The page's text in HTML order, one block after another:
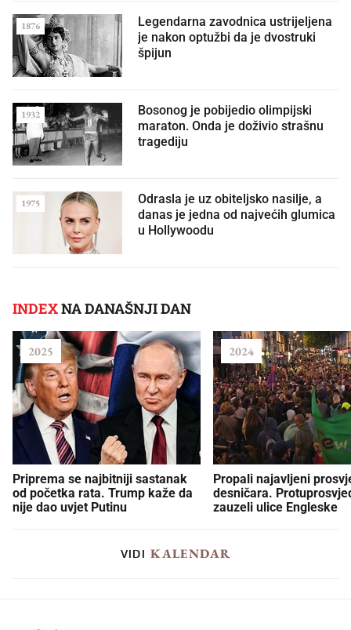
Legendarna zavodnica ustrijeljena
je nakon optužbi da je dvostruki
špijun
1876
Bosonog je pobijedio olimpijski
maraton. Onda je doživio strašnu
tragediju
1932
Odrasla je uz obiteljsko nasilje, a
danas je jedna od najvećih glumica
u Hollywoodu
1975
INDEXNA DANAŠNJI DAN
Priprema se najbitniji sastanak
od početka rata. Trump kaže da
nije dao uvjet Putinu
2025
Propali najavljeni
desničara.
zauzeli ulice Engleske
2024
VIDI KALENDAR